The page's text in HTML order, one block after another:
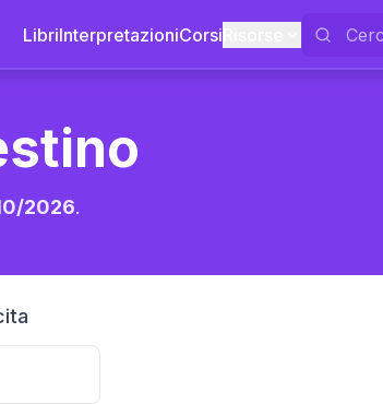
LibriInterpretazioniCorsi
2026.